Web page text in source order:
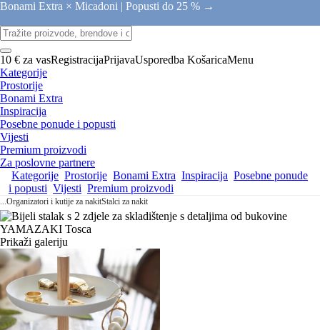
Bonami Extra × Micadoni | Popusti do 25 % →
10 € za vasRegistracijaPrijavaUsporedba KošaricaMenu
Kategorije
Prostorije
Bonami Extra
Inspiracija
Posebne ponude i popusti
Vijesti
Premium proizvodi
Za poslovne partnere
Kategorije Prostorije Bonami Extra Inspiracija Posebne ponude
i popusti Vijesti Premium proizvodi
...Organizatori i kutije za nakitStalci za nakit
Prikaži galeriju